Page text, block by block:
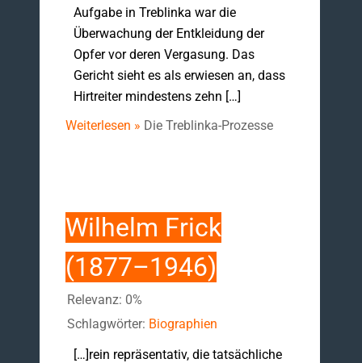
Aufgabe in Treblinka war die
Überwachung der Entkleidung der
Opfer vor deren Vergasung. Das
Gericht sieht es als erwiesen an, dass
Hirtreiter mindestens zehn […]
Weiterlesen » Die Treblinka-Prozesse
Wilhelm Frick
(1877–1946)
Relevanz: 0%
Schlagwörter: Biographien
[…]rein repräsentativ, die tatsächliche